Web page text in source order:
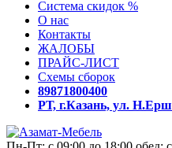
Система скидок %
О нас
Контакты
ЖАЛОБЫ
ПРАЙС-ЛИСТ
Схемы сборок
89871800400
РТ, г.Казань, ул.